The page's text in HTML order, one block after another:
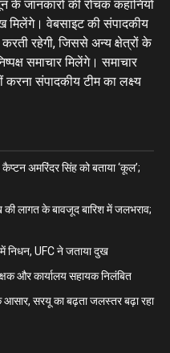
के जानकारों की रोचक कहानियों
मिलेंगे। वेबसाइट की संपादकीय
रहेगी, जिससे अन्य क्षेत्रों के
समाचार मिलेंगे। समाचार
करना संपादकीय टीम का लक्ष्य
अमरिंदर सिंह को बताया ‘कूल’;
लागत के बावजूद बारिश में जलभराव;
निधन, UFC ने जताया दुख
और कार्यालय सहायक निलंबित
सरयू का बढ़ता जलस्तर बढ़ा रहा